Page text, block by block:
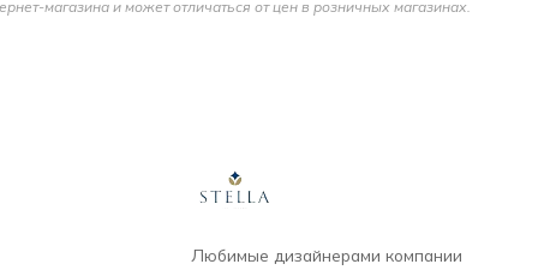
магазина и может отличаться от цен в розничных магазинах.
Любимые дизайнерами компании